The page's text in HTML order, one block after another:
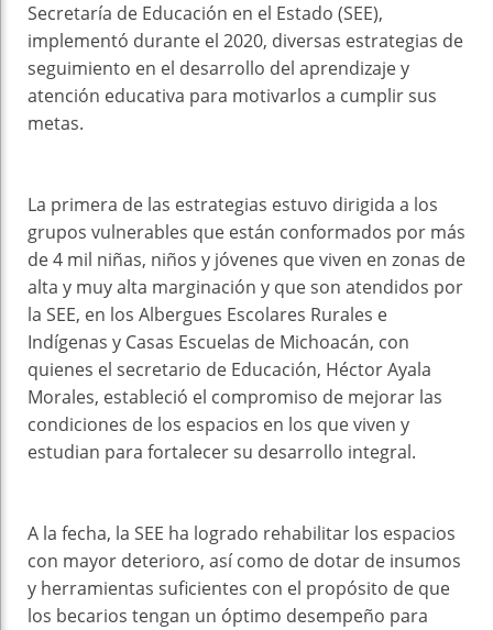
Secretaría de Educación en el Estado (SEE),
implementó durante el 2020, diversas estrategias de
seguimiento en el desarrollo del aprendizaje y
atención educativa para motivarlos a cumplir sus
metas.
La primera de las estrategias estuvo dirigida a los
grupos vulnerables que están conformados por más
de 4 mil niñas, niños y jóvenes que viven en zonas de
alta y muy alta marginación y que son atendidos por
la SEE, en los Albergues Escolares Rurales e
Indígenas y Casas Escuelas de Michoacán, con
quienes el secretario de Educación, Héctor Ayala
Morales, estableció el compromiso de mejorar las
condiciones de los espacios en los que viven y
estudian para fortalecer su desarrollo integral.
A la fecha, la SEE ha logrado rehabilitar los espacios
con mayor deterioro, así como de dotar de insumos
y herramientas suficientes con el propósito de que
los becarios tengan un óptimo desempeño para